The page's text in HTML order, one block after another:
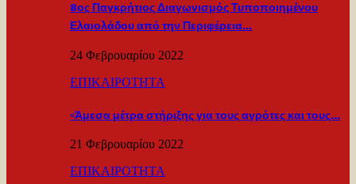
8ος Παγκρήτιος Διαγωνισμός Τυποποιημένου
Ελαιολάδου από την Περιφέρεια…
24 Φεβρουαρίου 2022
ΕΠΙΚΑΙΡΟΤΗΤΑ
«Άμεσα μέτρα στήριξης για τους αγρότες και τους…
21 Φεβρουαρίου 2022
ΕΠΙΚΑΙΡΟΤΗΤΑ